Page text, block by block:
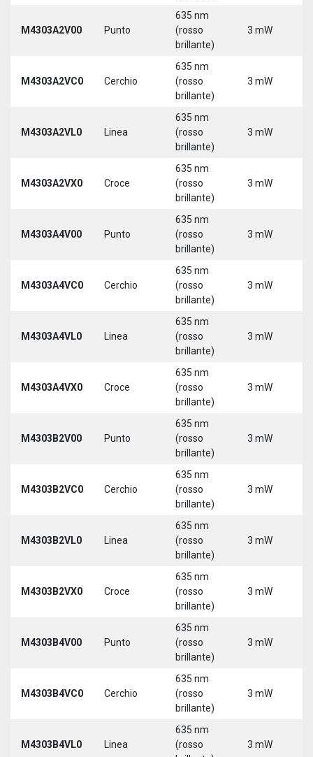
M4303A2V00 Punto
635 nm
(rosso
brillante)
3 mW
M4303A2VC0 Cerchio
635 nm
(rosso
brillante)
3 mW
M4303A2VL0 Linea
635 nm
(rosso
brillante)
3 mW
M4303A2VX0 Croce
635 nm
(rosso
brillante)
3 mW
M4303A4V00 Punto
635 nm
(rosso
brillante)
3 mW
M4303A4VC0 Cerchio
635 nm
(rosso
brillante)
3 mW
M4303A4VL0 Linea
635 nm
(rosso
brillante)
3 mW
M4303A4VX0 Croce
635 nm
(rosso
brillante)
3 mW
M4303B2V00 Punto
635 nm
(rosso
brillante)
3 mW
M4303B2VC0 Cerchio
635 nm
(rosso
brillante)
3 mW
M4303B2VL0 Linea
635 nm
(rosso
brillante)
3 mW
M4303B2VX0 Croce
635 nm
(rosso
brillante)
3 mW
M4303B4V00 Punto
635 nm
(rosso
brillante)
3 mW
M4303B4VC0 Cerchio
635 nm
(rosso
brillante)
3 mW
M4303B4VL0 Linea
635 nm
(rosso
3 mW